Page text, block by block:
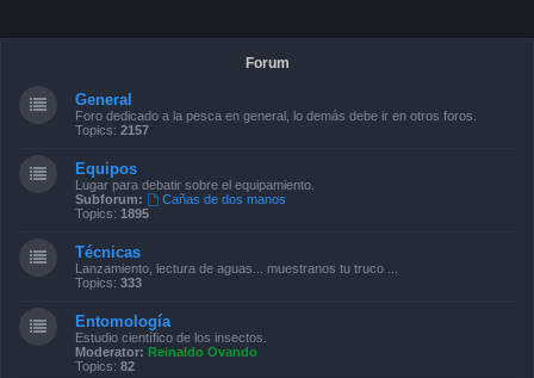
Forum
General
Foro dedicado a la pesca en general, lo demás debe ir en otros foros.
Topics: 2157
Equipos
Lugar para debatir sobre el equipamiento.
Subforum:
Cañas de dos manos
Topics: 1895
Técnicas
Lanzamiento, lectura de aguas... muestranos tu truco ...
Topics: 333
Entomología
Estudio científico de los insectos.
Moderator: Reinaldo Ovando
Topics: 82